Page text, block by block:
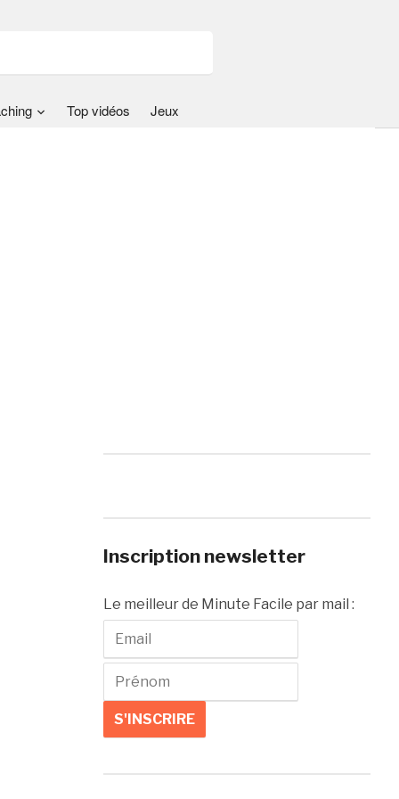
Top vidéos Jeux
Inscription newsletter
Le meilleur de Minute Facile par mail :